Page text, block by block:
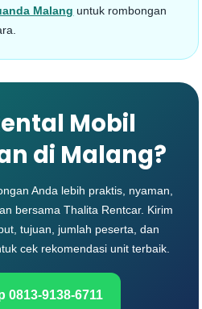
Malang untuk rombongan
Mobil
di Malang?
Anda lebih praktis, nyaman,
bersama Thalita Rentcar. Kirim
tujuan, jumlah peserta, dan
cek rekomendasi unit terbaik.
0813-9138-6711